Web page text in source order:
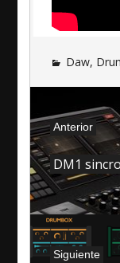
Daw,
Navegación
de
entradas
Anterior
Anterior:
DM1
Siguiente